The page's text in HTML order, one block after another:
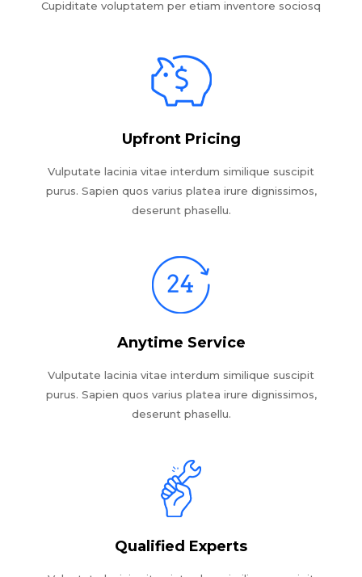
Cupiditate voluptatem per etiam inventore sociosq
Upfront Pricing
Vulputate lacinia vitae interdum similique suscipit
purus. Sapien quos varius platea irure dignissimos,
deserunt phasellu.
Anytime Service
Vulputate lacinia vitae interdum similique suscipit
purus. Sapien quos varius platea irure dignissimos,
deserunt phasellu.
Qualified Experts